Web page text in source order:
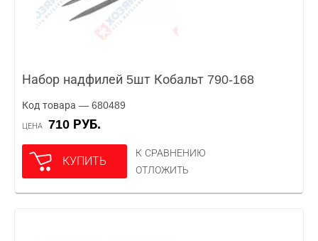
Набор надфилей 5шт Кобальт 790-168
Код товара — 680489
ЦЕНА 710 РУБ.
КУПИТЬ
К СРАВНЕНИЮ
ОТЛОЖИТЬ